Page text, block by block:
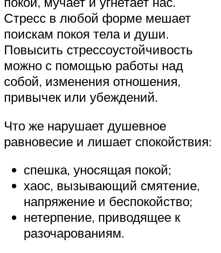
Стресс в любой форме мешает
поискам покоя тела и души.
Повысить стрессоустойчивость
можно с помощью работы над
собой, изменения отношения,
привычек или убеждений.
Что же нарушает душевное
равновесие и лишает спокойствия:
спешка, уносящая покой;
хаос, вызывающий смятение,
напряжение и беспокойство;
нетерпение, приводящее к
разочарованиям.